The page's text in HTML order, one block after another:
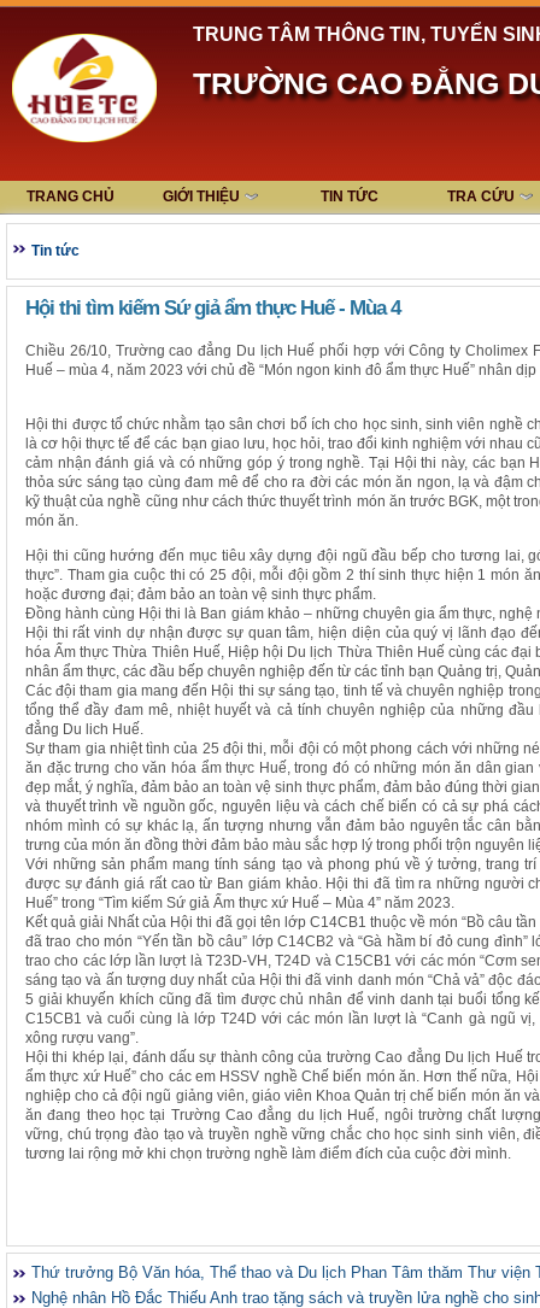
TRUNG TÂM THÔNG TIN, TUYỂN
TRƯỜNG CAO ĐẲNG
TRANG CHỦ GIỚI THIỆU TIN TỨC TRA CỨU
Tin tức
Hội thi tìm kiếm Sứ giả ẩm thực Huế - Mùa 4
Chiều 26/10, Trường cao đẳng Du lịch Huế phối hợp với Công ty Cholimex
Huế – mùa 4, năm 2023 với chủ đề “Món ngon kinh đô ẩm thực Huế” nhân
Hội thi được tổ chức nhằm tạo sân chơi bổ ích cho học sinh, sinh viên nghề
là cơ hội thực tế để các bạn giao lưu, học hỏi, trao đổi kinh nghiệm với nhau
cảm nhận đánh giá và có những góp ý trong nghề. Tại Hội thi này, các bạn
thỏa sức sáng tạo cùng đam mê để cho ra đời các món ăn ngon, lạ và đậm
kỹ thuật của nghề cũng như cách thức thuyết trình món ăn trước BGK, một
món ăn.
Hội thi cũng hướng đến mục tiêu xây dựng đội ngũ đầu bếp cho tương lai,
thực”. Tham gia cuộc thi có 25 đội, mỗi đội gồm 2 thí sinh thực hiện 1 món
hoặc đương đại; đảm bảo an toàn vệ sinh thực phẩm.
Đồng hành cùng Hội thi là Ban giám khảo – những chuyên gia ẩm thực,
Hội thi rất vinh dự nhận được sự quan tâm, hiện diện của quý vị lãnh đạo
hóa Ẩm thực Thừa Thiên Huế, Hiệp hội Du lịch Thừa Thiên Huế cùng các
nhân ẩm thực, các đầu bếp chuyên nghiệp đến từ các tỉnh bạn Quảng trị,
Các đội tham gia mang đến Hội thi sự sáng tạo, tinh tế và chuyên nghiệp
tổng thể đầy đam mê, nhiệt huyết và cả tính chuyên nghiệp của những
đẳng Du lich Huế.
Sự tham gia nhiệt tình của 25 đội thi, mỗi đội có một phong cách với những
ăn đặc trưng cho văn hóa ẩm thực Huế, trong đó có những món ăn dân
đẹp mắt, ý nghĩa, đảm bảo an toàn vệ sinh thực phẩm, đảm bảo đúng thời
và thuyết trình về nguồn gốc, nguyên liệu và cách chế biến có cả sự phá
nhóm mình có sự khác lạ, ấn tượng nhưng vẫn đảm bảo nguyên tắc cân
trưng của món ăn đồng thời đảm bảo màu sắc hợp lý trong phối trộn nguyên
Với những sản phẩm mang tính sáng tạo và phong phú về ý tưởng, trang
được sự đánh giá rất cao từ Ban giám khảo. Hội thi đã tìm ra những người
Huế” trong “Tìm kiếm Sứ giả Ẩm thực xứ Huế – Mùa 4” năm 2023.
Kết quả giải Nhất của Hội thi đã gọi tên lớp C14CB1 thuộc về món “Bồ câu
đã trao cho món “Yến tần bồ câu” lớp C14CB2 và “Gà hầm bí đỏ cung
trao cho các lớp lần lượt là T23D-VH, T24D và C15CB1 với các món “Cơm
sáng tạo và ấn tượng duy nhất của Hội thi đã vinh danh món “Chả vả” độc
5 giải khuyến khích cũng đã tìm được chủ nhân để vinh danh tại buổi tổng
C15CB1 và cuối cùng là lớp T24D với các món lần lượt là “Canh gà ngũ
xông rượu vang”.
Hội thi khép lại, đánh dấu sự thành công của trường Cao đẳng Du lịch Huế
ẩm thực xứ Huế” cho các em HSSV nghề Chế biến món ăn. Hơn thế nữa,
nghiệp cho cả đội ngũ giảng viên, giáo viên Khoa Quản trị chế biến món ăn
ăn đang theo học tại Trường Cao đẳng du lịch Huế, ngôi trường chất
vững, chú trọng đào tạo và truyền nghề vững chắc cho học sinh sinh viên,
tương lai rộng mở khi chọn trường nghề làm điểm đích của cuộc đời mình.
Thứ trưởng Bộ Văn hóa, Thể thao và Du lịch Phan Tâm thăm Thư viện
Nghệ nhân Hồ Đắc Thiếu Anh trao tặng sách và truyền lửa nghề cho